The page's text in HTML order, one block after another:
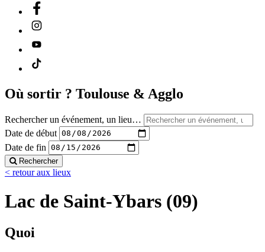
Où sortir ? Toulouse & Agglo
Rechercher un événement, un lieu…
Date de début
Date de fin
Rechercher
< retour aux lieux
Lac de Saint-Ybars (09)
Quoi